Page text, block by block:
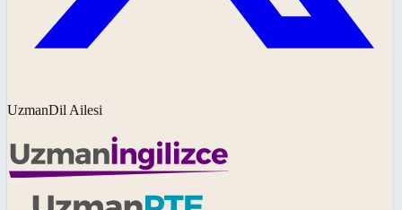
UzmanDil Ailesi